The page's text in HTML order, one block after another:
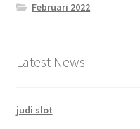
Februari 2022
Latest News
judi slot